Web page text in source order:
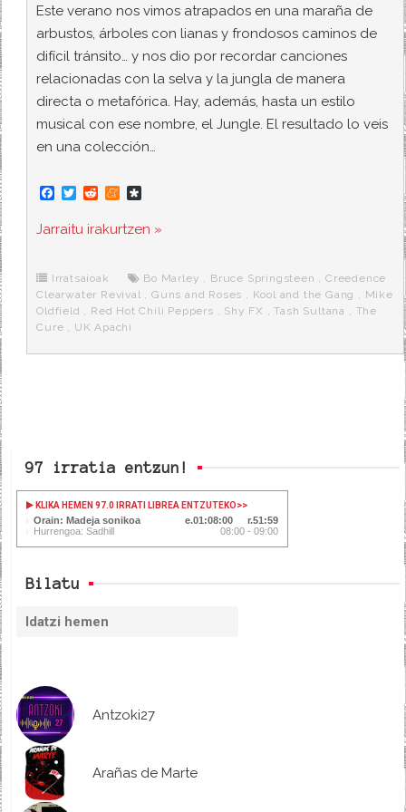
Este verano nos vimos atrapados en una maraña de
arbustos, árboles con lianas y frondosos caminos de
difícil tránsito… y nos dio por recordar canciones
relacionadas con la selva y la jungla de manera
directa o metafórica. Hay, además, hasta un estilo
musical con ese nombre, el Jungle. El resultado lo veis
en una colección…
F
e
o
k
T
t
r
R
d
d
M
n
e
e
s
r
a
Jarraitu irakurtzen »
Irratsaioak Bo Marley , Bruce Springsteen , Creedence
Clearwater Revival ,Guns and Roses , Kool and the Gang , Mike
Oldfield , Red Hot Chili Peppers , Shy FX ,Tash Sultana , The
Cure , UK Apachi
97 irratia entzun!
KLIKA HEMEN 97.0 IRRATI LIBREA ENTZUTEKO>>
Orain: Madeja sonikoa 01:08:00
51:59
Hurrengoa: Sadhill
08:00 - 09:00
Bilatu
Antzoki27
Arañas de Marte